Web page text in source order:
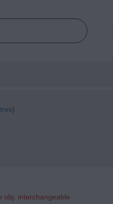
)
obj. interchangeable